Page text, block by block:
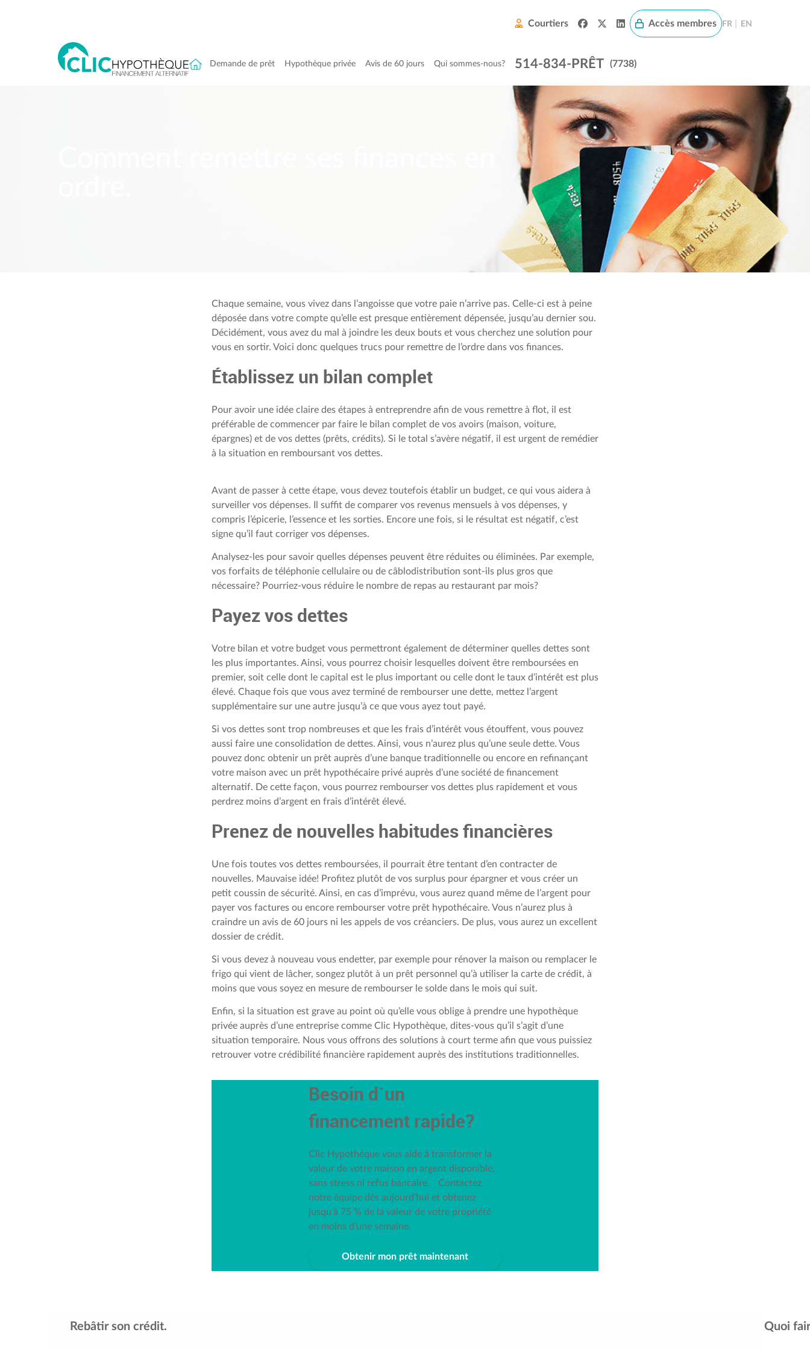
Courtiers Accès membres FR EN
Demande de prêt Hypothèque privée Avis de 60 jours Qui sommes-nous? 514-834-PRÊT (7738)
Chaque semaine, vous vivez dans l’angoisse que votre paie n’arrive pas. Celle-ci est à peine
déposée dans votre compte qu’elle est presque entièrement dépensée, jusqu’au dernier sou.
Décidément, vous avez du mal à joindre les deux bouts et vous cherchez une solution pour
vous en sortir. Voici donc quelques trucs pour remettre de l’ordre dans vos finances.
Établissez un bilan complet
Pour avoir une idée claire des étapes à entreprendre afin de vous remettre à flot, il est
préférable de commencer par faire le bilan complet de vos avoirs (maison, voiture,
épargnes) et de vos dettes (prêts, crédits). Si le total s’avère négatif, il est urgent de remédier
à la situation en remboursant vos dettes.
Avant de passer à cette étape, vous devez toutefois établir un budget, ce qui vous aidera à
surveiller vos dépenses. Il suffit de comparer vos revenus mensuels à vos dépenses, y
compris l’épicerie, l’essence et les sorties. Encore une fois, si le résultat est négatif, c’est
signe qu’il faut corriger vos dépenses.
Analysez-les pour savoir quelles dépenses peuvent être réduites ou éliminées. Par exemple,
vos forfaits de téléphonie cellulaire ou de câblodistribution sont-ils plus gros que
nécessaire? Pourriez-vous réduire le nombre de repas au restaurant par mois?
Payez vos dettes
Votre bilan et votre budget vous permettront également de déterminer quelles dettes sont
les plus importantes. Ainsi, vous pourrez choisir lesquelles doivent être remboursées en
premier, soit celle dont le capital est le plus important ou celle dont le taux d’intérêt est plus
élevé. Chaque fois que vous avez terminé de rembourser une dette, mettez l’argent
supplémentaire sur une autre jusqu’à ce que vous ayez tout payé.
Si vos dettes sont trop nombreuses et que les frais d’intérêt vous étouffent, vous pouvez
aussi faire une consolidation de dettes. Ainsi, vous n’aurez plus qu’une seule dette. Vous
pouvez donc obtenir un prêt auprès d’une banque traditionnelle ou encore en refinançant
votre maison avec un prêt hypothécaire privé auprès d’une société de financement
alternatif. De cette façon, vous pourrez rembourser vos dettes plus rapidement et vous
perdrez moins d’argent en frais d’intérêt élevé.
Prenez de nouvelles habitudes financières
Une fois toutes vos dettes remboursées, il pourrait être tentant d’en contracter de
nouvelles. Mauvaise idée! Profitez plutôt de vos surplus pour épargner et vous créer un
petit coussin de sécurité. Ainsi, en cas d’imprévu, vous aurez quand même de l’argent pour
payer vos factures ou encore rembourser votre prêt hypothécaire. Vous n’aurez plus à
craindre un avis de 60 jours ni les appels de vos créanciers. De plus, vous aurez un excellent
dossier de crédit.
Si vous devez à nouveau vous endetter, par exemple pour rénover la maison ou remplacer le
frigo qui vient de lâcher, songez plutôt à un prêt personnel qu’à utiliser la carte de crédit, à
moins que vous soyez en mesure de rembourser le solde dans le mois qui suit.
Enfin, si la situation est grave au point où qu’elle vous oblige à prendre une hypothèque
privée auprès d’une entreprise comme Clic Hypothèque, dites-vous qu’il s’agit d’une
situation temporaire. Nous vous offrons des solutions à court terme afin que vous puissiez
retrouver votre crédibilité financière rapidement auprès des institutions traditionnelles.
Besoin d`un
financement rapide?
Clic Hypothèque vous aide à transformer la
valeur de votre maison en argent disponible,
sans stress ni refus bancaire. Contactez
notre équipe dès aujourd’hui et obtenez
jusqu’à 75 % de la valeur de votre propriété
en moins d’une semaine.
Obtenir mon prêt maintenant
Rebâtir son crédit. Quoi